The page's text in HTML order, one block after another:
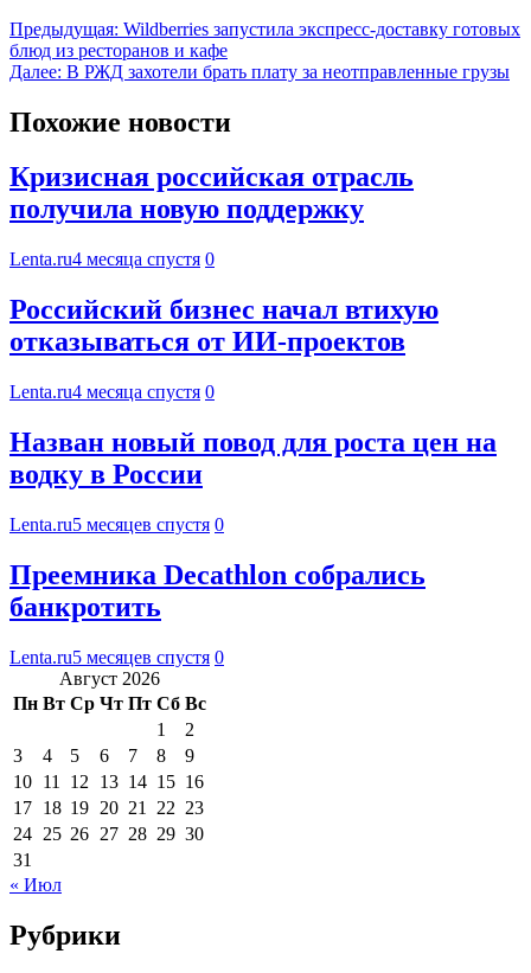
Предыдущая: Wildberries запустила экспресс-доставку готовых
блюд из ресторанов и кафе
Далее: В РЖД захотели брать плату за неотправленные грузы
Похожие новости
Кризисная российская отрасль
получила новую поддержку
Lenta.ru4 месяца спустя 0
Российский бизнес начал втихую
отказываться от ИИ-проектов
Lenta.ru4 месяца спустя 0
Назван новый повод для роста цен на
водку в России
Lenta.ru5 месяцев спустя 0
Преемника Decathlon собрались
банкротить
Lenta.ru5 месяцев спустя 0
Август 2026
Пн Вт Ср Чт Пт Сб Вс
1
2
3
4 5 6 7 8
9
10 11 12 13 14 15 16
17 18 19 20 21 22 23
24 25 26 27 28 29 30
31
« Июл
Рубрики